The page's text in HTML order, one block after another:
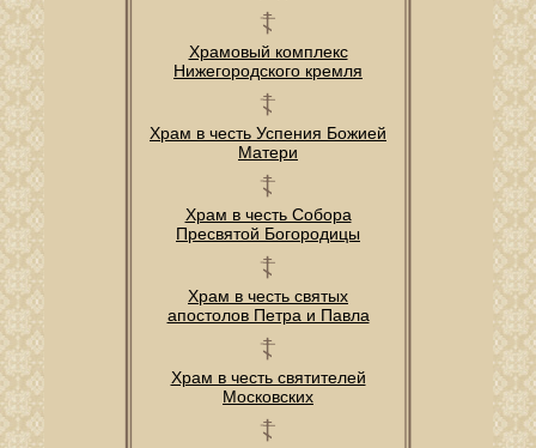
Храмовый комплекс
Нижегородского кремля
Храм в честь Успения Божией
Матери
Храм в честь Собора
Пресвятой Богородицы
Храм в честь святых
апостолов Петра и Павла
Храм в честь святителей
Московских